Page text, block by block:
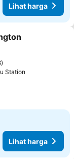
Lihat harga
favorit
Station
Lihat harga